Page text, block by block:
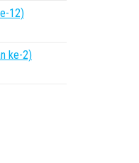
12)
ke-2)